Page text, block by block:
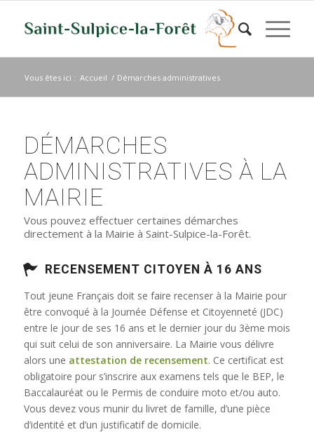
Vous êtes ici : Accueil / Démarches administratives
DÉMARCHES
ADMINISTRATIVES À LA
MAIRIE
Vous pouvez effectuer certaines démarches
directement à la Mairie à Saint-Sulpice-la-Forêt.
RECENSEMENT CITOYEN À 16 ANS
Tout jeune Français doit se faire recenser à la Mairie pour
être convoqué à la Journée Défense et Citoyenneté (JDC)
entre le jour de ses 16 ans et le dernier jour du 3ème mois
qui suit celui de son anniversaire. La Mairie vous délivre
alors une attestation de recensement. Ce certificat est
obligatoire pour s’inscrire aux examens tels que le BEP, le
Baccalauréat ou le Permis de conduire moto et/ou auto.
Vous devez vous munir du livret de famille, d’une pièce
d’identité et d’un justificatif de domicile.